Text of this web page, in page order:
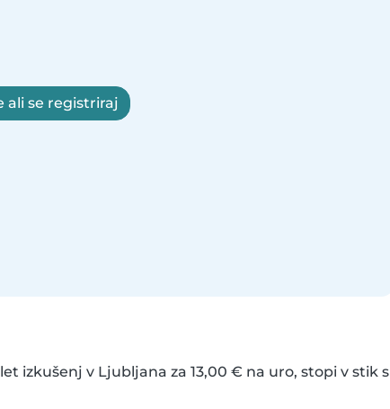
ali se registriraj
izkušenj v Ljubljana za 13,00 € na uro, stopi v stik s